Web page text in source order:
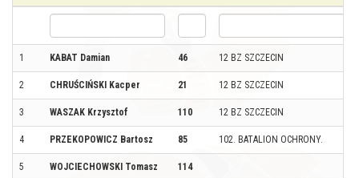
1 KABAT Damian 46 12 BZ SZCZECIN
2 CHRUŚCIŃSKI Kacper 21 12 BZ SZCZECIN
3 WASZAK Krzysztof 110 12 BZ SZCZECIN
4 PRZEKOPOWICZ Bartosz 85 102. BATALION OCHRONY.
5 WOJCIECHOWSKI Tomasz 114